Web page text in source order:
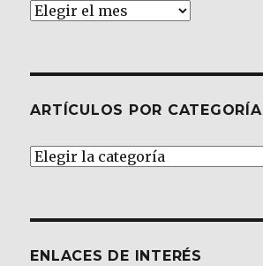
Archivos
ARTÍCULOS POR CATEGORÍA
Artículos
ENLACES DE INTERÉS